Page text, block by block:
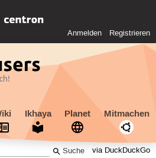
Anmelden Registrieren
Ikhaya Planet Mitmachen
via DuckDuckGo